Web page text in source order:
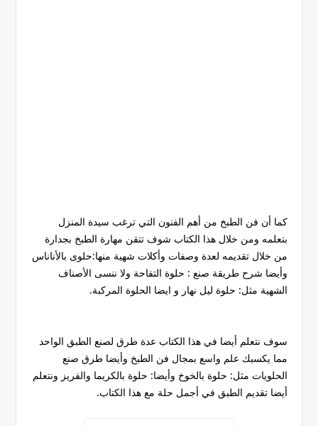
كما أن فن الطبخ من أهم الفنون التي ترغب سيدة المنزل
بتعلمه ومن خلال هذا الكتاب شوف تتقن مهارة الطبخ بجدارة
من خلال تقديمه لعدة وصفات وأكلات شهية منها:حلوى بالأناناس
وأيضا شرح طريقة صنع : حلوة التفاحة ولا ننسى الأصناف
الشهية مثل: حلوة ليل نهار و ايضا الحلوة المركبة.
سوف نتعلم أيضا في هذا الكتاب عدة طرق لصنع الطبق الواحد
مما يكسبك علم واسع بمجال فن الطبخ وأيضا طرق صنع
الحلويات مثل: حلوة بالخوخ وأيضا: حلوة بالكريما والفريز ونتعلم
أيضا تقديم الطبق في أجمل حلة مع هذا الكتاب.